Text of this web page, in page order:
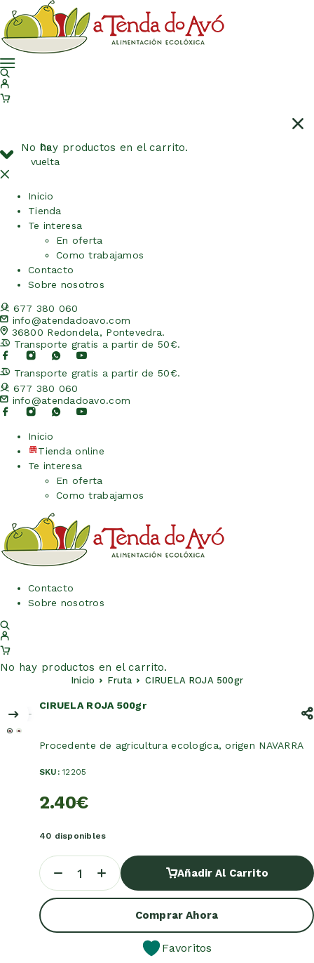
No hay productos en el carrito.
De
vuelta
Inicio
Tienda
Te interesa
En oferta
Como trabajamos
Contacto
Sobre nosotros
677 380 060
info@atendadoavo.com
36800 Redondela, Pontevedra.
Transporte gratis a partir de 50€.
Transporte gratis a partir de 50€.
677 380 060
info@atendadoavo.com
Inicio
Tienda online
Te interesa
En oferta
Como trabajamos
Contacto
Sobre nosotros
No hay productos en el carrito.
Inicio Fruta CIRUELA ROJA 500gr
CIRUELA ROJA 500gr
Procedente de agricultura ecologica, origen NAVARRA
SKU:12205
2.40€
40 disponibles
Añadir Al Carrito
Comprar Ahora
Favoritos